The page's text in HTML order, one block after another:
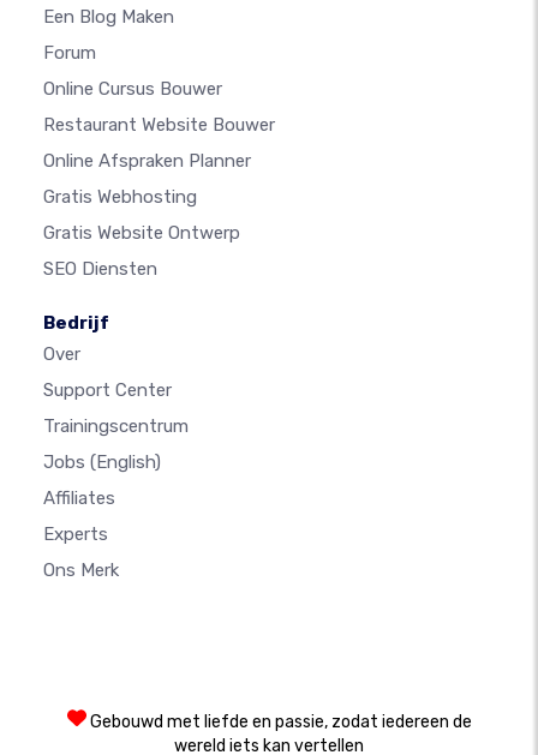
Een Blog Maken
Forum
Online Cursus Bouwer
Restaurant Website Bouwer
Online Afspraken Planner
Gratis Webhosting
Gratis Website Ontwerp
SEO Diensten
Bedrijf
Over
Support Center
Trainingscentrum
Jobs (English)
Affiliates
Experts
Ons Merk
Gebouwd met liefde en passie, zodat iedereen de
wereld iets kan vertellen